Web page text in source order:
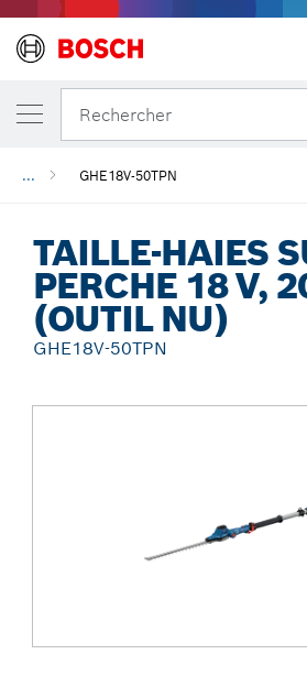
Rechercher
... GHE18V-50TPN
TAILLE-HAIES
PERCHE 18 V,
(OUTIL NU)
GHE18V-50TPN